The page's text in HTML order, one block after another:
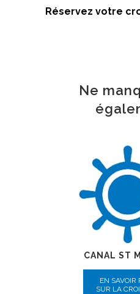
Réservez votre
Ne
CANAL ST
EN SAVOIR
SUR LA